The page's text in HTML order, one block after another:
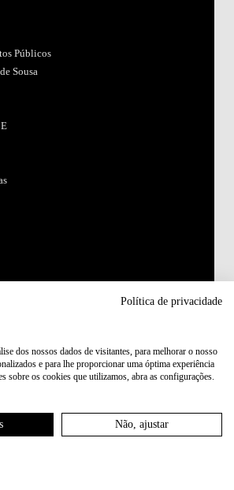
Públicos
Sousa
Política de privacidade
dos nossos dados de visitantes, para melhorar o nosso
e para lhe proporcionar uma óptima experiência
sobre os cookies que utilizamos, abra as configurações.
Não, ajustar